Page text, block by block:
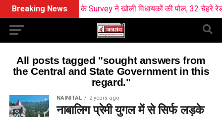
Breaking NewsBJP के Survey ने खोली विधायकों की पोल, 32 चेहरे रेड
All posts tagged "sought answers from
the Central and State Government in this
regard."
NAINITAL 2 years ago
नाबालिग प्रेमी युगल में से सिर्फ लड़के